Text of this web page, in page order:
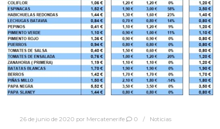
26 de junio de 2020 por Mercatenerife 0 Noticias